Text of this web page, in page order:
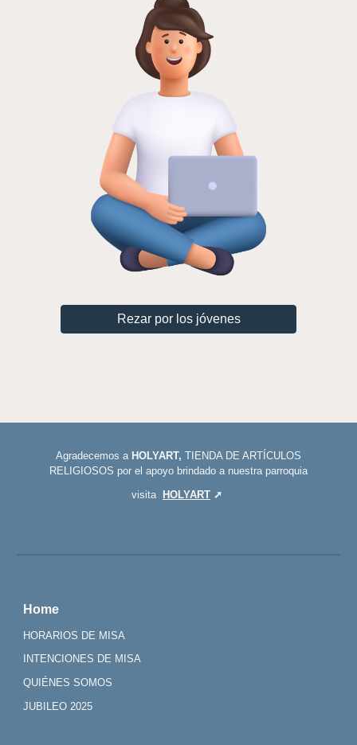
Rezar por los jóvenes
Agradecemos a HOLYART, TIENDA DE ARTÍCULOS
RELIGIOSOS por el apoyo brindado a nuestra parroquia
visita HOLYART ➚
Home
HORARIOS DE MISA
INTENCIONES DE MISA
QUIÉNES SOMOS
JUBILEO 2025